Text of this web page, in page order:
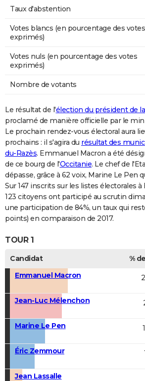
Taux d'abstention
Votes blancs (en pourcentage des votes
exprimés)
Votes nuls (en pourcentage des votes
exprimés)
Nombre de votants
Le résultat de l'élection du président de
proclamé de manière officielle par le
Le prochain rendez-vous électoral aura
prochains : il s'agira du résultat des
du-Razès. Emmanuel Macron a été
de ce bourg de l'Occitanie. Le chef de
dépasse, grâce à 62 voix, Marine Le Pen
Sur 147 inscrits sur les listes électorales
123 citoyens ont participé au scrutin
une participation de 84%, un taux qui
points) en comparaison de 2017.
TOUR 1
Candidat %
Emmanuel Macron
Jean-Luc Mélenchon
Marine Le Pen
Éric Zemmour
Jean Lassalle